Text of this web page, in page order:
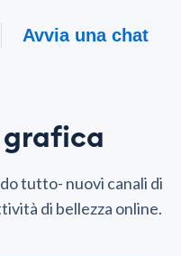
Avvia una chat
grafica
tutto- nuovi canali di
di bellezza online.